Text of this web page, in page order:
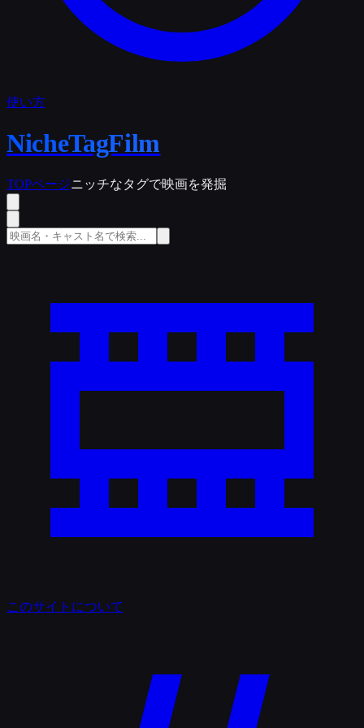
使い方
NicheTagFilm
TOPページニッチなタグで映画を発掘
このサイトについて